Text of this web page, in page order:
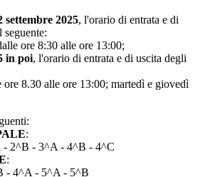
settembre 2025, l'orario di entrata e di
ore 8:30 alle ore 13:00;
in poi, l'orario di entrata e di uscita degli
8.30 alle ore 13:00; martedì e giovedì
:
- 2^B - 3^A - 4^B - 4^C
:
- 4^A - 5^A - 5^B